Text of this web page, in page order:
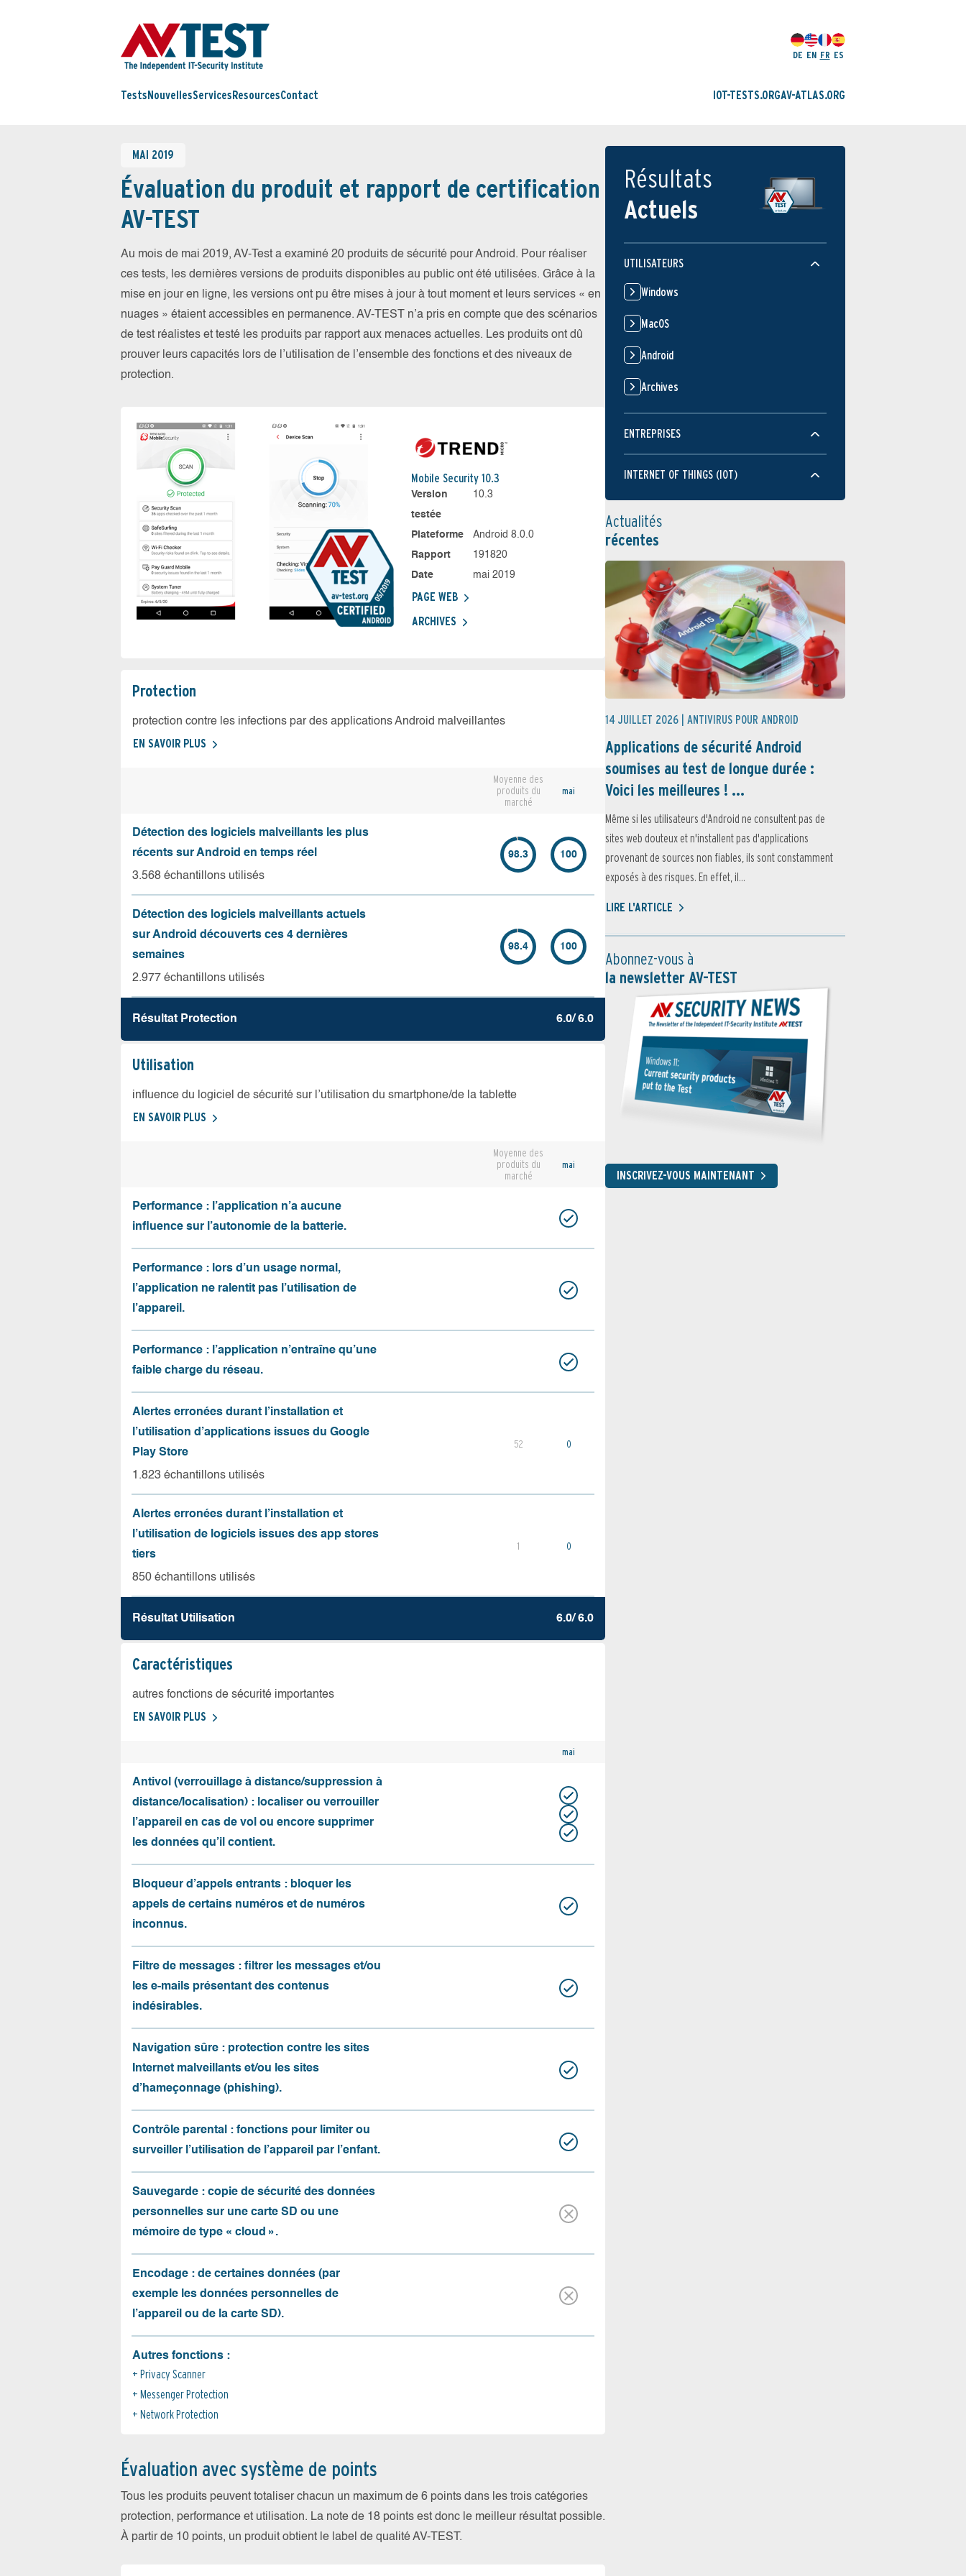
DE EN FR ES
Tests NouvellesServices ResourcesContact IOT-TESTS.ORGAV-ATLAS.ORG
MAI 2019
Évaluation du produit et rapport de certification
AV-TEST
Au mois de mai 2019, AV-Test a examiné 20 produits de sécurité pour Android. Pour réaliser
ces tests, les dernières versions de produits disponibles au public ont été utilisées. Grâce à la
mise en jour en ligne, les versions ont pu être mises à jour à tout moment et leurs services « en
nuages » étaient accessibles en permanence. AV-TEST n’a pris en compte que des scénarios
de test réalistes et testé les produits par rapport aux menaces actuelles. Les produits ont dû
prouver leurs capacités lors de l’utilisation de l’ensemble des fonctions et des niveaux de
protection.
Mobile Security 10.3
Version
testée
10.3
Plateforme
Android 8.0.0
Rapport
191820
Date
mai 2019
PAGE WEB
ARCHIVES
Protection
protection contre les infections par des applications Android malveillantes
EN SAVOIR PLUS
Moyenne des
produits du
marché
mai
Détection des logiciels malveillants les plus
récents sur Android en temps réel
3.568 échantillons utilisés
98.3 100
Détection des logiciels malveillants actuels
sur Android découverts ces 4 dernières
semaines
2.977 échantillons utilisés
98.4 100
Résultat Protection 6.0/ 6.0
Utilisation
influence du logiciel de sécurité sur l’utilisation du smartphone/de la tablette
EN SAVOIR PLUS
Moyenne des
produits du
marché
mai
Performance : l’application n’a aucune
influence sur l’autonomie de la batterie.
Performance : lors d’un usage normal,
l’application ne ralentit pas l’utilisation de
l’appareil.
Performance : l’application n’entraîne qu’une
faible charge du réseau.
Alertes erronées durant l’installation et
l’utilisation d’applications issues du Google
Play Store
1.823 échantillons utilisés
52 0
Alertes erronées durant l’installation et
l’utilisation de logiciels issues des app stores
tiers
850 échantillons utilisés
1 0
Résultat Utilisation 6.0/ 6.0
Caractéristiques
autres fonctions de sécurité importantes
EN SAVOIR PLUS
mai
Antivol (verrouillage à distance/suppression à
distance/localisation) : localiser ou verrouiller
l’appareil en cas de vol ou encore supprimer
les données qu’il contient.
Bloqueur d’appels entrants : bloquer les
appels de certains numéros et de numéros
inconnus.
Filtre de messages : filtrer les messages et/ou
les e-mails présentant des contenus
indésirables.
Navigation sûre : protection contre les sites
Internet malveillants et/ou les sites
d’hameçonnage (phishing).
Contrôle parental : fonctions pour limiter ou
surveiller l’utilisation de l’appareil par l’enfant.
Sauvegarde : copie de sécurité des données
personnelles sur une carte SD ou une
mémoire de type « cloud ».
Encodage : de certaines données (par
exemple les données personnelles de
l’appareil ou de la carte SD).
Autres fonctions :
Privacy Scanner
Messenger Protection
Network Protection
Évaluation avec système de points
Tous les produits peuvent totaliser chacun un maximum de 6 points dans les trois catégories
protection, performance et utilisation. La note de 18 points est donc le meilleur résultat possible.
À partir de 10 points, un produit obtient le label de qualité AV-TEST.
Résultats
Actuels
UTILISATEURS
Windows
MacOS
Android
Archives
ENTREPRISES
INTERNET OF THINGS (IOT)
Actualités
récentes
14 JUILLET 2026 | ANTIVIRUS POUR ANDROID
Applications de sécurité Android
soumises au test de longue durée :
Voici les meilleures ! ...
Même si les utilisateurs d'Android ne consultent pas de
sites web douteux et n'installent pas d'applications
provenant de sources non fiables, ils sont constamment
exposés à des risques. En effet, il...
LIRE L'ARTICLE
Abonnez-vous à
la newsletter AV-TEST
INSCRIVEZ-VOUS MAINTENANT